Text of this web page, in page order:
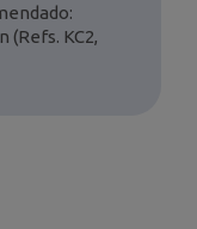
(Refs. KC2,